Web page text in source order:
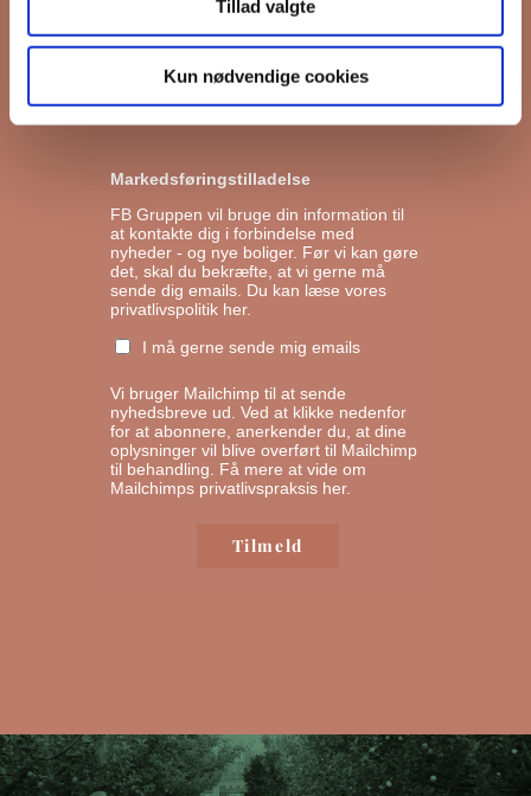
Tillad valgte
Kun nødvendige cookies
Ejerboliger
Lejeboliger
Andelsboliger
Markedsføringstilladelse
FB Gruppen vil bruge din information til
at kontakte dig i forbindelse med
nyheder - og nye boliger. Før vi kan gøre
det, skal du bekræfte, at vi gerne må
sende dig emails. Du kan læse vores
privatlivspolitik her.
I må gerne sende mig emails
Vi bruger Mailchimp til at sende
nyhedsbreve ud. Ved at klikke nedenfor
for at abonnere, anerkender du, at dine
oplysninger vil blive overført til Mailchimp
til behandling. Få mere at vide om
Mailchimps privatlivspraksis her.